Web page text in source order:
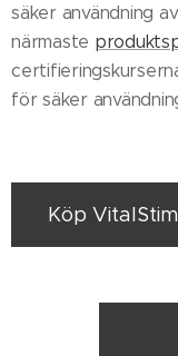
säker användning
närmaste
för säker
Köp